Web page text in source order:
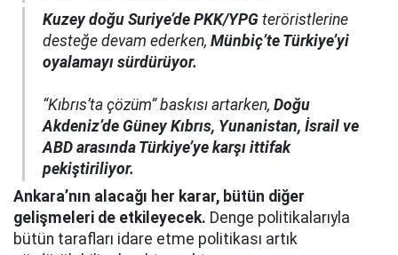
Kuzey doğu Suriye’de PKK/YPG teröristlerine
desteğe devam ederken, Münbiç’te Türkiye’yi
oyalamayı sürdürüyor.
“Kıbrıs’ta çözüm” baskısı artarken, Doğu
Akdeniz’de Güney Kıbrıs, Yunanistan, İsrail ve
ABD arasında Türkiye’ye karşı ittifak
pekiştiriliyor.
Ankara’nın alacağı her karar, bütün diğer
gelişmeleri de etkileyecek. Denge politikalarıyla
bütün tarafları idare etme politikası artık